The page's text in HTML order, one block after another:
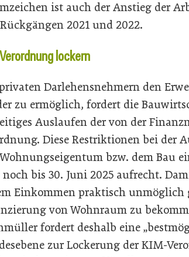
ist auch der Anstieg der
2021 und 2022.
lockern
Darlehensnehmern den
zu ermöglich, fordert die
Auslaufen der von der
Diese Restriktionen bei der
bzw. dem Bau
bis 30. Juni 2025 aufrecht.
Einkommen praktisch unmöglich
von Wohnraum zu
fordert deshalb eine
zur Lockerung der KIM-